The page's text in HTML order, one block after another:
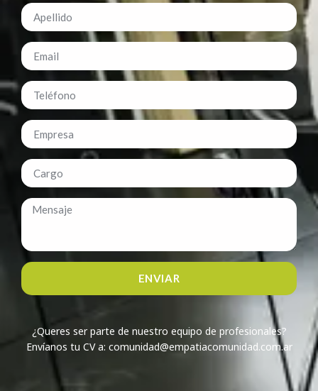
ENVIAR
¿Queres ser parte de nuestro equipo de profesionales?
Envíanos tu CV a: comunidad@empatiacomunidad.com.ar